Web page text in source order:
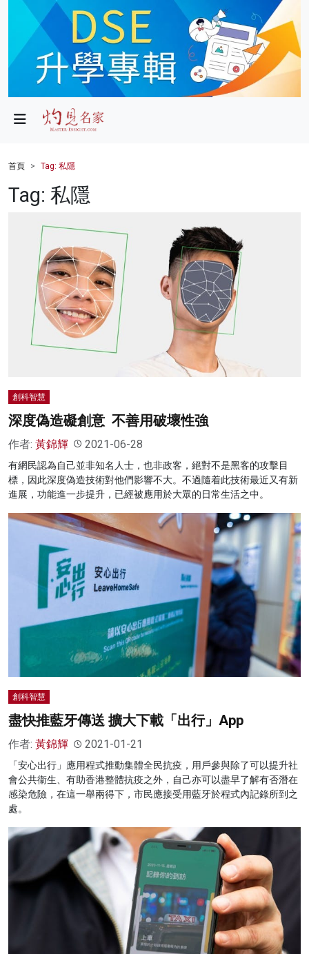
政局
財經
商業
科技
影片
名家榜
首頁 Tag: 私隱
Tag: 私隱
創科智慧
深度偽造礙創意 不善用破壞性強
作者: 黃錦輝 2021-06-28
有網民認為自己並非知名人士，也非政客，絕對不是黑客的攻擊目
標，因此深度偽造技術對他們影響不大。不過隨着此技術最近又有新
進展，功能進一步提升，已經被應用於大眾的日常生活之中。
創科智慧
盡快推藍牙傳送 擴大下載「出行」App
作者: 黃錦輝 2021-01-21
「安心出行」應用程式推動集體全民抗疫，用戶參與除了可以提升社
會公共衞生、有助香港整體抗疫之外，自己亦可以盡早了解有否潛在
感染危險，在這一舉兩得下，市民應接受用藍牙於程式內記錄所到之
處。